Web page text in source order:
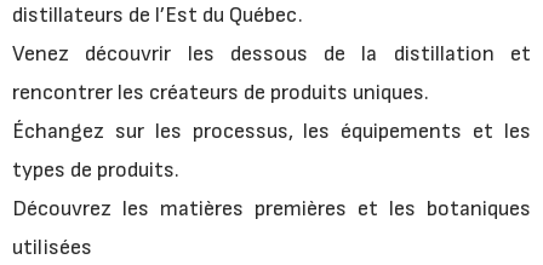
distillateurs de l’Est du Québec.
Venez découvrir les dessous de la distillation et
rencontrer les créateurs de produits uniques.
Échangez sur les processus, les équipements et les
types de produits.
Découvrez les matières premières et les botaniques
utilisées